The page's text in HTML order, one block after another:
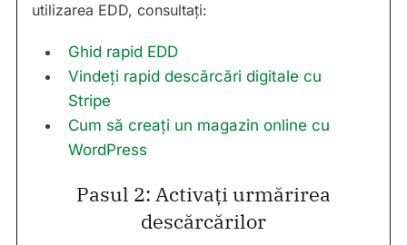
utilizarea EDD, consultați:
Ghid rapid EDD
Vindeți rapid descărcări digitale cu
Stripe
Cum să creați un magazin online cu
WordPress
Pasul 2: Activați urmărirea
descărcărilor